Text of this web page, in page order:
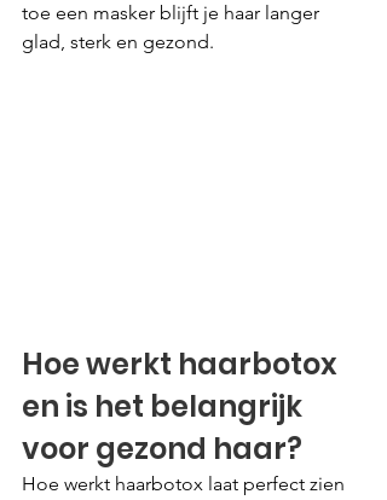
toe een masker blijft je haar langer
glad, sterk en gezond.
Hoe werkt haarbotox
en is het belangrijk
voor gezond haar?
Hoe werkt haarbotox laat perfect zien